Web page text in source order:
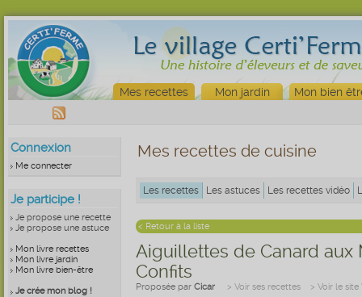
Mes recettes Mon jardin Mon bien
Connexion
Me connecter
Je participe !
Je propose une recette
Je propose une astuce
Mon livre recettes
Mon livre jardin
Mon livre bien-être
Je crée mon blog !
Mes recettes de cuisine
Les recettes Les astuces Les recettes vidéo
< Retour à la liste
Aiguillettes de Canard aux
Confits
Proposée par Cicar > Voir ses recettes > Voir le